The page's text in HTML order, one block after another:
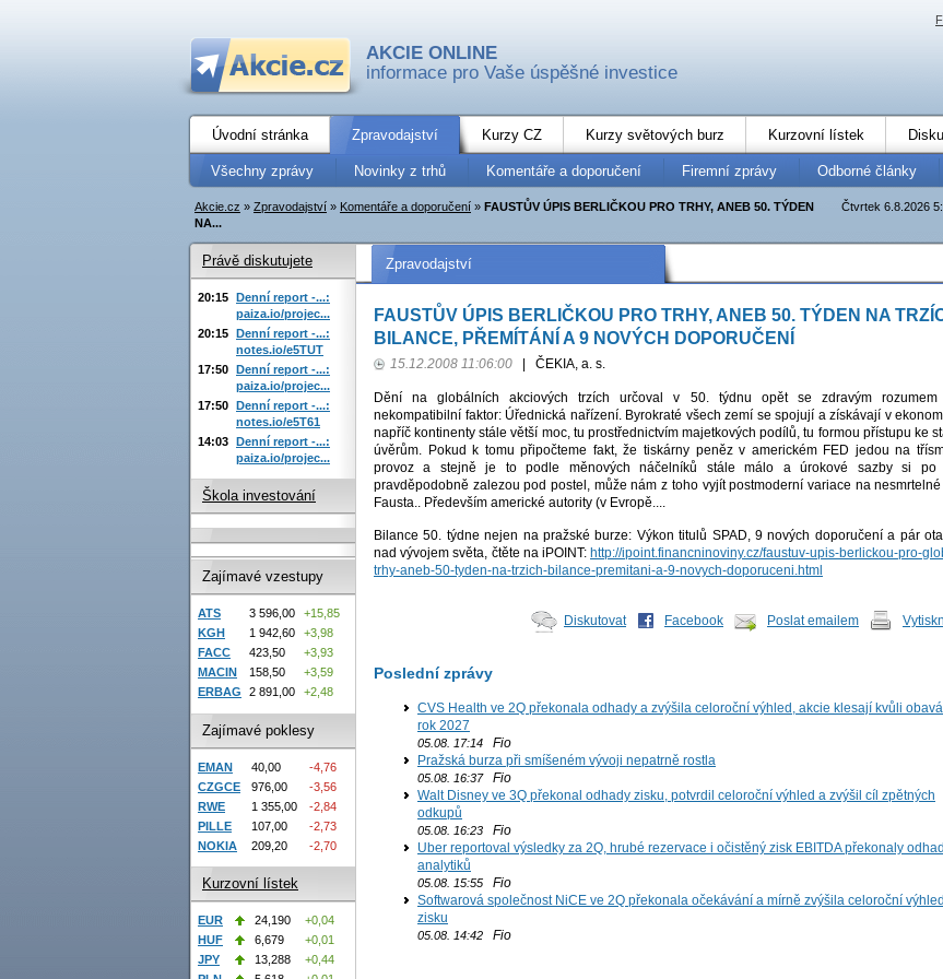
AKCIE ONLINE
informace pro Vaše úspěšné investice
Úvodní stránka Zpravodajství Kurzy CZ Kurzy světových burz Kurzovní lístek
Všechny zprávy Novinky z trhů Komentáře a doporučení Firemní zprávy Odborné články
Čtvrtek 6.8.2026
Akcie.cz » Zpravodajství » Komentáře a doporučení » FAUSTŮV ÚPIS BERLIČKOU PRO TRHY, ANEB 50. TÝDEN
NA...
Zpravodajství
FAUSTŮV ÚPIS BERLIČKOU PRO TRHY, ANEB 50. TÝDEN NA
BILANCE, PŘEMÍTÁNÍ A 9 NOVÝCH DOPORUČENÍ
15.12.2008 11:06:00 ČEKIA, a. s.
Dění na globálních akciových trzích určoval v 50. týdnu opět se zdravým rozumem
nekompatibilní faktor: Úřednická nařízení. Byrokraté všech zemí se spojují a získávají v
napříč kontinenty stále větší moc, tu prostřednictvím majetkových podílů, tu formou přístupu ke
úvěrům. Pokud k tomu připočteme fakt, že tiskárny peněz v americkém FED jedou na
provoz a stejně je to podle měnových náčelníků stále málo a úrokové sazby si po
pravděpodobně zalezou pod postel, může nám z toho vyjít postmoderní variace na nesmrtelné
Fausta.. Především americké autority (v Evropě....
Bilance 50. týdne nejen na pražské burze: Výkon titulů SPAD, 9 nových doporučení a pár
nad vývojem světa, čtěte na iPOINT: http://ipoint.financninoviny.cz/faustuv-upis-berlickou-pro-
trhy-aneb-50-tyden-na-trzich-bilance-premitani-a-9-novych-doporuceni.html
Diskutovat Facebook Poslat emailem
Poslední zprávy
CVS Health ve 2Q překonala odhady a zvýšila celoroční výhled, akcie klesají kvůli
rok 2027
05.08. 17:14 Fio
Pražská burza při smíšeném vývoji nepatrně rostla
05.08. 16:37Fio
Walt Disney ve 3Q překonal odhady zisku, potvrdil celoroční výhled a zvýšil cíl zpětných
odkupů
05.08. 16:23 Fio
Uber reportoval výsledky za 2Q, hrubé rezervace i očistěný zisk EBITDA překonaly
analytiků
05.08. 15:55 Fio
Softwarová společnost NiCE ve 2Q překonala očekávání a mírně zvýšila celoroční výhled
zisku
05.08. 14:42 Fio
Právě diskutujete
20:15 Denní report -...:
paiza.io/projec...
20:15 Denní report -...:
notes.io/e5TUT
17:50 Denní report -...:
paiza.io/projec...
17:50 Denní report -...:
notes.io/e5T61
14:03 Denní report -...:
paiza.io/projec...
Škola investování
Zajímavé vzestupy
ATS 3 596,00
+15,85
KGH
1 942,60
+3,98
FACC
423,50
+3,93
MACIN
158,50
+3,59
ERBAG
2 891,00 +2,48
Zajímavé poklesy
EMAN 40,00
-4,76
CZGCE
976,00
-3,56
RWE
1 355,00
-2,84
PILLE
107,00
-2,73
NOKIA
209,20 -2,70
Kurzovní lístek
EUR 24,190
+0,04
HUF
6,679
+0,01
JPY
13,288
+0,44